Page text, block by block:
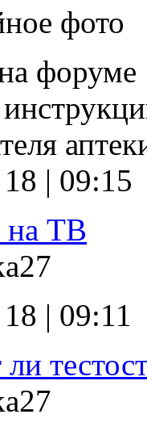
фото
форуме
| 09:15
на ТВ
| 09:11